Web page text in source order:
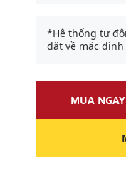
*Hệ thống tự
đặt về mặc định
MUA NGAY